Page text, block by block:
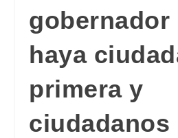
gobernador
haya
primera y
ciudadanos